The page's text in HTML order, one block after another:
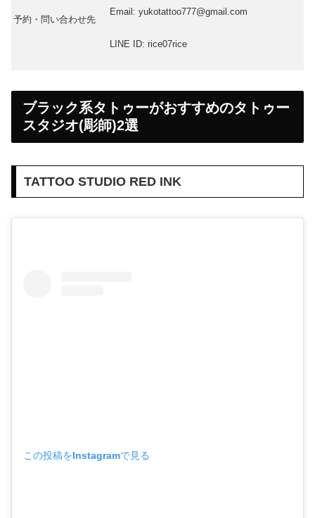
予約・問い合わせ先
Email: yukotattoo777@gmail.com
LINE ID: rice07rice
ブラック系タトゥーがおすすめのタトゥー
スタジオ(彫師)2選
TATTOO STUDIO RED INK
この投稿をInstagramで見る